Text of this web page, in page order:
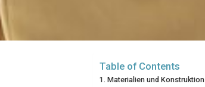
Table of Contents
Materialien und Konstruktion